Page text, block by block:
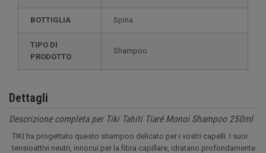
BOTTIGLIA Spina
TIPO DI
PRODOTTO
Shampoo
Dettagli
Descrizione completa per Tiki Tahiti Tiaré Monoi Shampoo 250ml
TIKI ha progettato questo shampoo delicato per i vostri capelli. I suoi
tensioattivi neutri, innocui per la fibra capillare, idratano profondamente